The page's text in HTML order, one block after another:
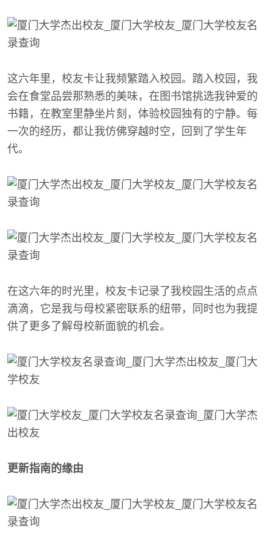
这六年里，校友卡让我频繁踏入校园。踏入校园，我
会在食堂品尝那熟悉的美味，在图书馆挑选我钟爱的
书籍，在教室里静坐片刻，体验校园独有的宁静。每
一次的经历，都让我仿佛穿越时空，回到了学生年
代。
在这六年的时光里，校友卡记录了我校园生活的点点
滴滴，它是我与母校紧密联系的纽带，同时也为我提
供了更多了解母校新面貌的机会。
更新指南的缘由